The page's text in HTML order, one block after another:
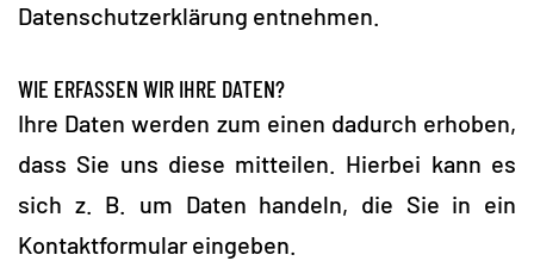
Datenschutzerklärung entnehmen.
WIE ERFASSEN WIR IHRE DATEN?
Ihre Daten werden zum einen dadurch erhoben,
dass Sie uns diese mitteilen. Hierbei kann es
sich z. B. um Daten handeln, die Sie in ein
Kontaktformular eingeben.